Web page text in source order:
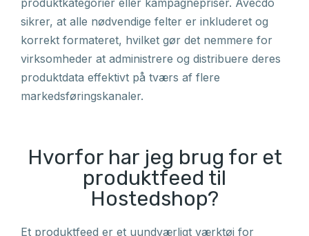
produktkategorier eller kampagnepriser. Avecdo
sikrer, at alle nødvendige felter er inkluderet og
korrekt formateret, hvilket gør det nemmere for
virksomheder at administrere og distribuere deres
produktdata effektivt på tværs af flere
markedsføringskanaler.
Hvorfor har jeg brug for et
produktfeed til
Hostedshop?
Et produktfeed er et uundværligt værktøj for